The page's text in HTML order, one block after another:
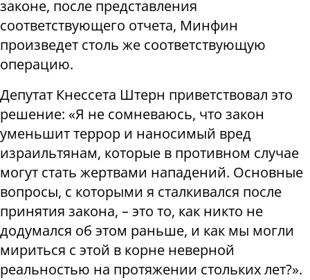
законе, после представления
соответствующего отчета, Минфин
произведет столь же соответствующую
операцию.
Депутат Кнессета Штерн приветствовал это
решение: «Я не сомневаюсь, что закон
уменьшит террор и наносимый вред
израильтянам, которые в противном случае
могут стать жертвами нападений. Основные
вопросы, с которыми я сталкивался после
принятия закона, – это то, как никто не
додумался об этом раньше, и как мы могли
мириться с этой в корне неверной
реальностью на протяжении стольких лет?».